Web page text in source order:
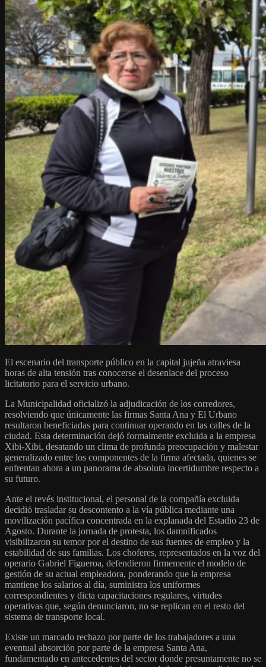
El escenario del transporte público en la capital jujeña atraviesa
horas de alta tensión tras conocerse el desenlace del proceso
licitatorio para el servicio urbano.
La Municipalidad oficializó la adjudicación de los corredores,
resolviendo que únicamente las firmas Santa Ana y El Urbano
resultaron beneficiadas para continuar operando en las calles de la
ciudad. Esta determinación dejó formalmente excluida a la empresa
Xibi-Xibi, desatando un clima de profunda preocupación y malestar
generalizado entre los componentes de la firma afectada, quienes se
enfrentan ahora a un panorama de absoluta incertidumbre respecto a
su futuro.
Ante el revés institucional, el personal de la compañía excluida
decidió trasladar su descontento a la vía pública mediante una
movilización pacífica concentrada en la explanada del Estadio 23 de
Agosto. Durante la jornada de protesta, los damnificados
visibilizaron su temor por el destino de sus fuentes de empleo y la
estabilidad de sus familias. Los choferes, representados en la voz del
operario Gabriel Figueroa, defendieron firmemente el modelo de
gestión de su actual empleadora, ponderando que la empresa
mantiene los salarios al día, suministra los uniformes
correspondientes y dicta capacitaciones regulares, virtudes
operativas que, según denunciaron, no se replican en el resto del
sistema de transporte local.
Existe un marcado rechazo por parte de los trabajadores a una
eventual absorción por parte de la empresa Santa Ana,
fundamentado en antecedentes del sector donde presuntamente no se